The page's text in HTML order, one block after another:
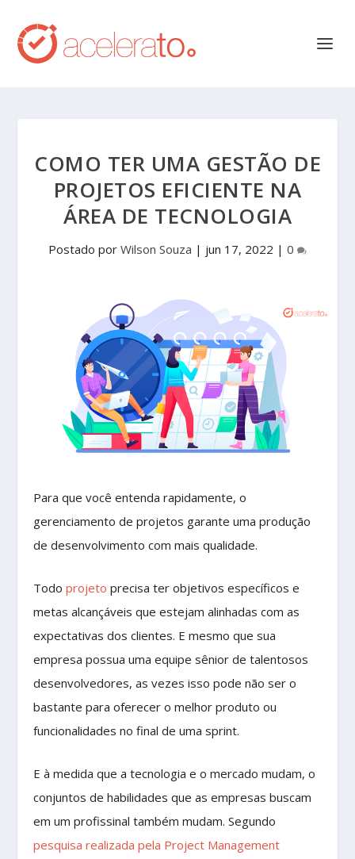
COMO TER UMA GESTÃO DE
PROJETOS EFICIENTE NA
ÁREA DE TECNOLOGIA
Postado por Wilson Souza | jun 17, 2022 | 0
Para que você entenda rapidamente, o
gerenciamento de projetos garante uma produção
de desenvolvimento com mais qualidade.
Todoprojeto precisa ter objetivos específicos e
metas alcançáveis que estejam alinhadas com as
expectativas dos clientes. E mesmo que sua
empresa possua uma equipe sênior de talentosos
desenvolvedores, as vezes isso pode não ser o
bastante para oferecer o melhor produto ou
funcionalidades no final de uma sprint.
E à medida que a tecnologia e o mercado mudam, o
conjuntos de habilidades que as empresas buscam
em um profissinal também mudam. Segundo
pesquisa realizada pela Project Management